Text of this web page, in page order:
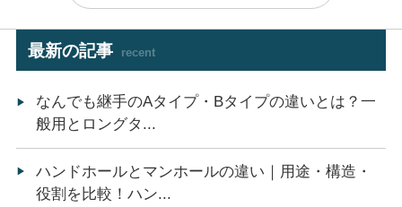
最新の記事 recent
なんでも継手のAタイプ・Bタイプの違いとは？一
般用とロングタ...
ハンドホールとマンホールの違い｜用途・構造・
役割を比較！ハン...